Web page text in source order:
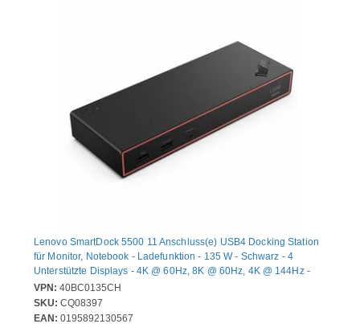
Lenovo SmartDock 5500 11 Anschluss(e) USB4 Docking Station
für Monitor, Notebook - Ladefunktion - 135 W - Schwarz - 4
Unterstützte Displays - 4K @ 60Hz, 8K @ 60Hz, 4K @ 144Hz -
3840 x 2160, 7680 x 4320 - 7 x USB-Anschlüsse - 4 x USB Typ-A-
Anschlüsse - USB Typ-A - 2 x USB Typ-C-Anschlüsse - USB Typ C
- 1 x RJ-45-Anschlüsse - Netzwerk (RJ-45) - 1 x HDMI-
VPN: 40BC0135CH
SKU: CQ08397
EAN: 0195892130567